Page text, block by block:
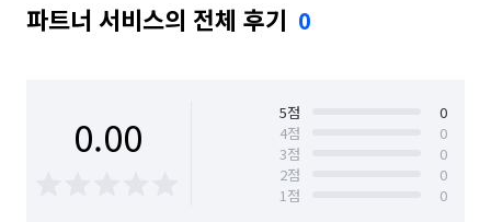
파트너 서비스의 전체 후기 0
0.00 5점
0
4점
0
3점
0
2점
0
1점
0